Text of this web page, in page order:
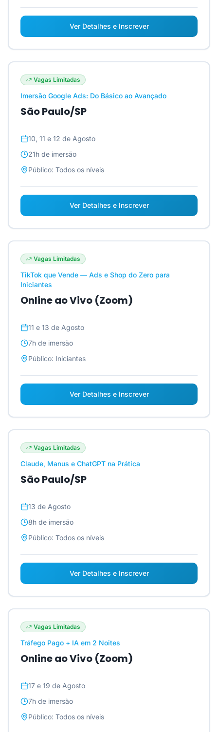
Ver Detalhes e Inscrever
Vagas Limitadas
Imersão Google Ads: Do Básico ao Avançado
São Paulo/SP
10, 11 e 12 de Agosto
21h de imersão
Público: Todos os níveis
Ver Detalhes e Inscrever
Vagas Limitadas
TikTok que Vende — Ads e Shop do Zero para
Iniciantes
Online ao Vivo (Zoom)
11 e 13 de Agosto
7h de imersão
Público: Iniciantes
Ver Detalhes e Inscrever
Vagas Limitadas
Claude, Manus e ChatGPT na Prática
São Paulo/SP
13 de Agosto
8h de imersão
Público: Todos os níveis
Ver Detalhes e Inscrever
Vagas Limitadas
Tráfego Pago + IA em 2 Noites
Online ao Vivo (Zoom)
17 e 19 de Agosto
7h de imersão
Público: Todos os níveis